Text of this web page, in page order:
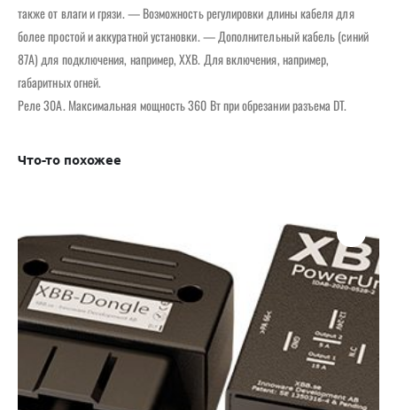
также от влаги и грязи. — Возможность регулировки длины кабеля для
более простой и аккуратной установки. — Дополнительный кабель (синий
87А) для подключения, например, XXB. Для включения, например,
габаритных огней.
Реле 30А. Максимальная мощность 360 Вт при обрезании разъема DT.
Что-то похожее